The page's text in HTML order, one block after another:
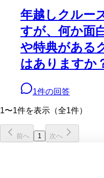
年越しクルー
すが、何か面
や特典がある
はありますか
1件の回答
1〜1件を表示（全1件）
前へ 1 次へ